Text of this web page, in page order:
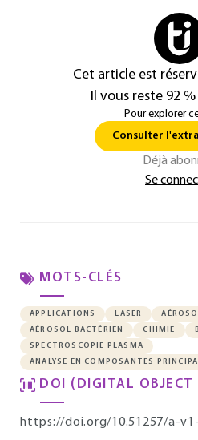
Cet article est
Il vous reste 92
Pour explorer
Consulter
Déjà
Se
MOTS-CLÉS
APPLICATIONS LASER
AÉROSOL BACTÉRIEN
CHIMIE
SPECTROSCOPIE PLASMA
ANALYSE EN COMPOSANTES
DOI (DIGITAL OBJECT
https://doi.org/10.51257/a-